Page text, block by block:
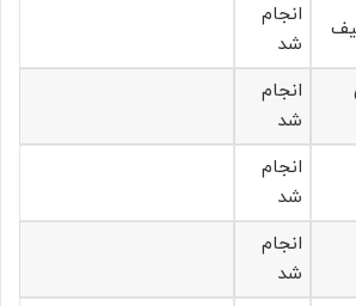
انجام
شد
انجام
شد
انجام
شد
انجام
شد